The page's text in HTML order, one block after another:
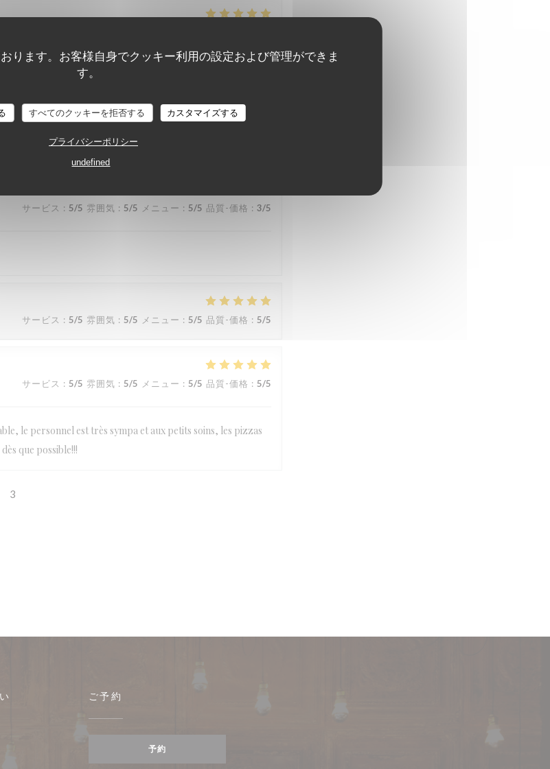
ります。お客様自身でクッキー利用の設定および管理ができま
す。
すべてのクッキーを拒否する カスタマイズする
プライバシーポリシー
undefined
famille italienne
サービス: 5/5 雰囲気: 5/5
サービス : 5/5 雰囲気 : 5/5 メニュー : 5/5 品質-価格 : 3/5
サービス : 5/5 雰囲気 : 5/5 メニュー : 5/5 品質-価格 : 5/5
サービス : 5/5 雰囲気 : 5/5 メニュー : 5/5 品質-価格 : 5/5
le personnel est très sympa et aux petits soins, les pizzas
que possible!!!
3
新しいウィンドウで開きます))
ご予約
予約